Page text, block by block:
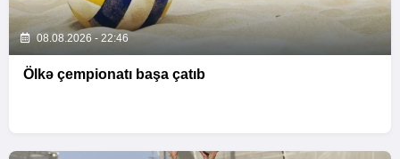
08.08.2026 - 22:46
Ölkə çempionatı başa çatıb